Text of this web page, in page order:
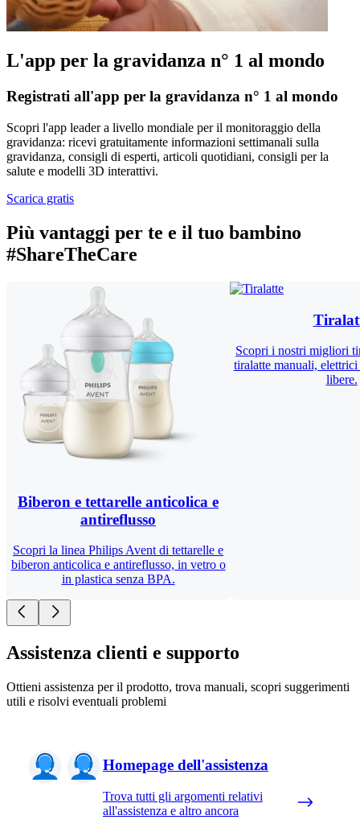
L'app per la gravidanza n° 1 al mondo
Registrati all'app per la gravidanza n° 1 al mondo
Scopri l'app leader a livello mondiale per il monitoraggio della
gravidanza: ricevi gratuitamente informazioni settimanali sulla
gravidanza, consigli di esperti, articoli quotidiani, consigli per la
salute e modelli 3D interattivi.
Scarica gratis
Più vantaggi per te e il tuo bambino
#ShareTheCare
Biberon e tettarelle anticolica e
antireflusso
Scopri la linea Philips Avent di tettarelle e
biberon anticolica e antireflusso, in vetro o
in plastica senza BPA.
Scopri i nostri migliori
tiralatte manuali,
libere.
Assistenza clienti e supporto
Ottieni assistenza per il prodotto, trova manuali, scopri suggerimenti
utili e risolvi eventuali problemi
Homepage dell'assistenza
Trova tutti gli argomenti relativi
all'assistenza e altro ancora